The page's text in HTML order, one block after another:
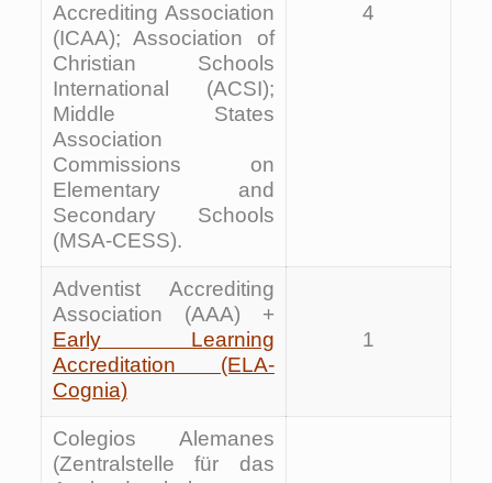
Accrediting Association
(ICAA); Association of
Christian Schools
International (ACSI);
Middle States
Association
Commissions on
Elementary and
Secondary Schools
(MSA-CESS).
4
Adventist Accrediting
Association (AAA) +
Early Learning
Accreditation (ELA-
Cognia)
1
Colegios Alemanes
(Zentralstelle für das